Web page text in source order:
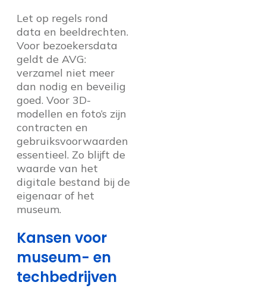
Let op regels rond
data en beeldrechten.
Voor bezoekersdata
geldt de AVG:
verzamel niet meer
dan nodig en beveilig
goed. Voor 3D-
modellen en foto’s zijn
contracten en
gebruiksvoorwaarden
essentieel. Zo blijft de
waarde van het
digitale bestand bij de
eigenaar of het
museum.
Kansen voor
museum- en
techbedrijven